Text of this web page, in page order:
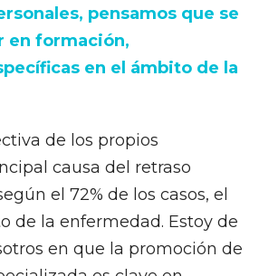
pensamos que se
en formación,
en el ámbito de la
de los propios
causa del retraso
el 72% de los casos, el
de la enfermedad. Estoy de
en que la promoción de